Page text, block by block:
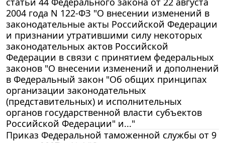
2004 года N 122-ФЗ "О внесении изменений в
законодательные акты Российской Федерации
и признании утратившими силу некоторых
законодательных актов Российской
Федерации в связи с принятием федеральных
законов "О внесении изменений и дополнений
в Федеральный закон "Об общих принципах
организации законодательных
(представительных) и исполнительных
органов государственной власти субъектов
Российской Федерации" и..."
Приказ Федеральной таможенной службы от 9